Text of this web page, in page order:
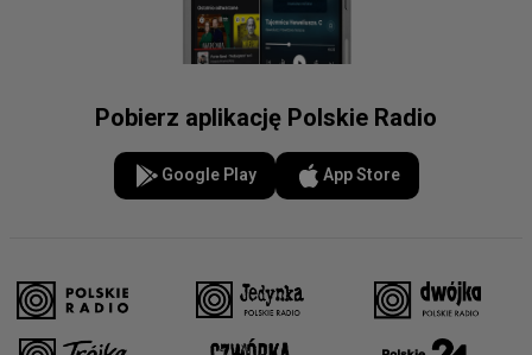
Pobierz aplikację Polskie Radio
Google Play App Store